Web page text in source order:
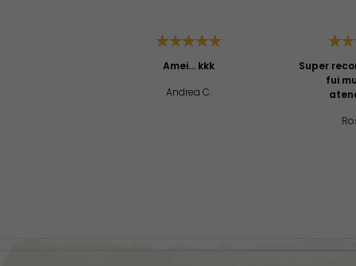
Amei... kkk
Andrea C.
Super
fui